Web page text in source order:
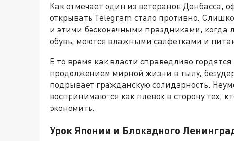
Как отмечает один из ветеранов Донбасса,
открывать Telegram стало противно.
и этими бесконечными праздниками,
обувь, моются влажными салфетками и
В то время как власти справедливо
продолжением мирной жизни в тылу,
подрывает гражданскую солидарность.
воспринимаются как плевок в сторону тех,
экономить.
Урок Японии и Блокадного